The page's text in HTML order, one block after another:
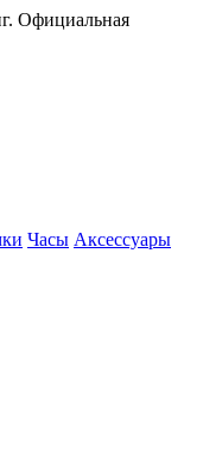
Официальная
Часы Аксессуары